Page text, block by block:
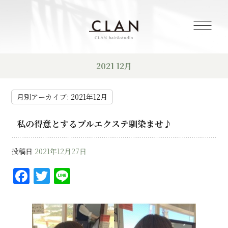
2021 12月
月別アーカイブ: 2021年12月
私の得意とするプルエクステ馴染ませ♪
投稿日 2021年12月27日
F
a
c
T
w
it e